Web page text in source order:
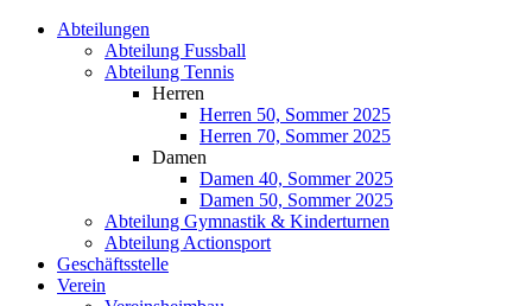
Abteilungen
Abteilung Fussball
Abteilung Tennis
Herren
Herren 50, Sommer 2025
Herren 70, Sommer 2025
Damen
Damen 40, Sommer 2025
Damen 50, Sommer 2025
Abteilung Gymnastik & Kinderturnen
Abteilung Actionsport
Geschäftsstelle
Verein